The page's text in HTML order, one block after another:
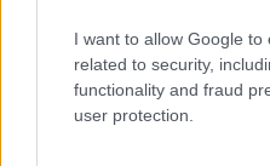
I want to allow Google to
related to security,
functionality and fraud
user protection.